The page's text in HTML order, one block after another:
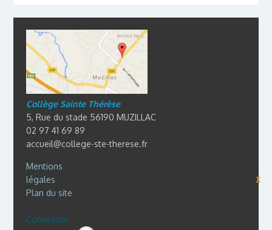
Collège Sainte Thérèse
5, Rue du stade 56190 MUZILLAC
02 97 41 69 89
accueil@college-ste-therese.fr
Mentions
légales
⊼
Plan du site
Connexion